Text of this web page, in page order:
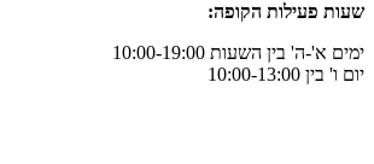
שעות פעילות הקופה:
ימים א'-ה' בין השעות 10:00-19:00
יום ו' בין 10:00-13:00